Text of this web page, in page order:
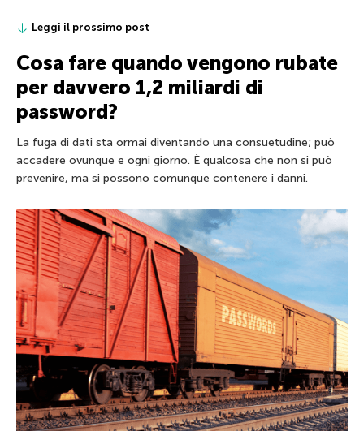
Leggi il prossimo post
Cosa fare quando vengono rubate
per davvero 1,2 miliardi di
password?
La fuga di dati sta ormai diventando una consuetudine; può
accadere ovunque e ogni giorno. È qualcosa che non si può
prevenire, ma si possono comunque contenere i danni.